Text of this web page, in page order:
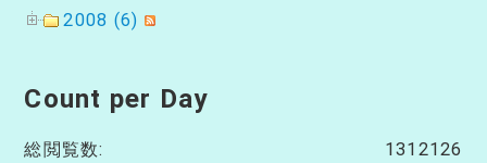
2008 (6)
Count per Day
1312126
総閲覧数: